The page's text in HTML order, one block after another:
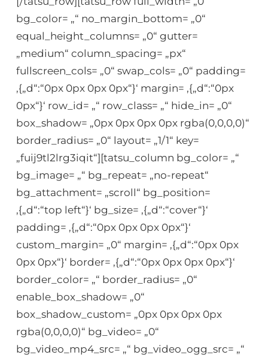
bg_color= „“ no_margin_bottom= „0“
equal_height_columns= „0“ gutter=
„medium“ column_spacing= „px“
fullscreen_cols= „0“ swap_cols= „0“ padding=
‚{„d“:“0px 0px 0px 0px“}‘ margin= ‚{„d“:“0px
0px“}‘ row_id= „“ row_class= „“ hide_in= „0“
box_shadow= „0px 0px 0px 0px rgba(0,0,0,0)“
border_radius= „0“ layout= „1/1“ key=
„fuij9tl2lrg3iqit“][tatsu_column bg_color= „“
bg_image= „“ bg_repeat= „no-repeat“
bg_attachment= „scroll“ bg_position=
‚{„d“:“top left“}‘ bg_size= ‚{„d“:“cover“}‘
padding= ‚{„d“:“0px 0px 0px 0px“}‘
custom_margin= „0“ margin= ‚{„d“:“0px 0px
0px 0px“}‘ border= ‚{„d“:“0px 0px 0px 0px“}‘
border_color= „“ border_radius= „0“
enable_box_shadow= „0“
box_shadow_custom= „0px 0px 0px 0px
rgba(0,0,0,0)“ bg_video= „0“
bg_video_mp4_src= „“ bg_video_ogg_src= „“